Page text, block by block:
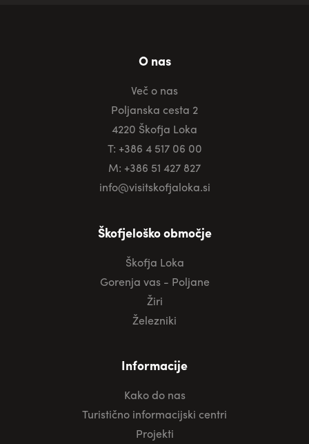
O nas
Več o nas
Poljanska cesta 2
4220 Škofja Loka
T: +386 4 517 06 00
M: +386 51 427 827
info@visitskofjaloka.si
Škofjeloško območje
Škofja Loka
Gorenja vas - Poljane
Žiri
Železniki
Informacije
Kako do nas
Turistično informacijski centri
Projekti